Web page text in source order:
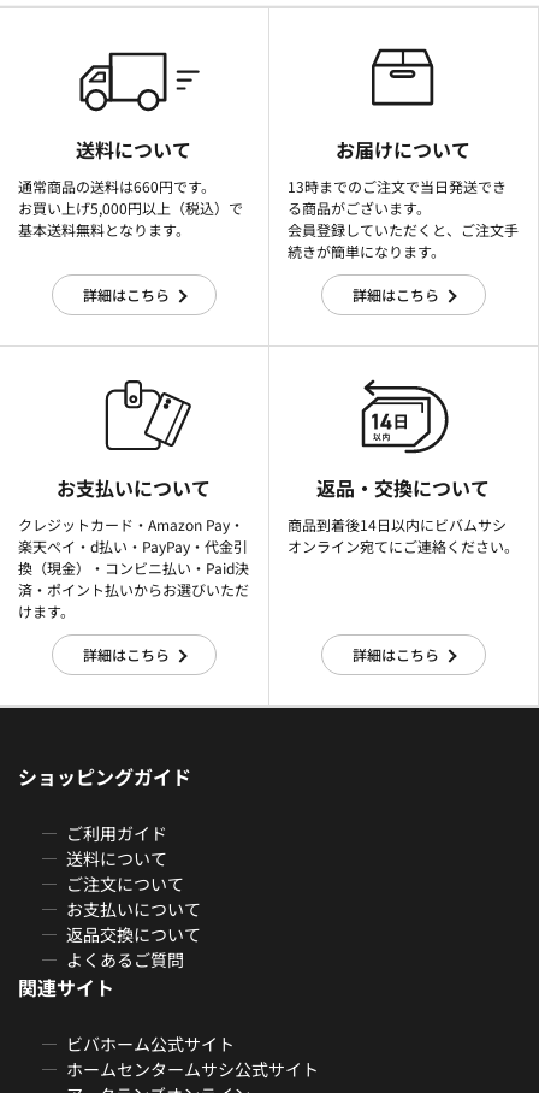
送料について
通常商品の送料は660円です。
お買い上げ5,000円以上（税込）で
基本送料無料となります。
詳細はこちら
お届けについて
13時までのご注文で当日発送でき
る商品がございます。
会員登録していただくと、ご注文手
続きが簡単になります。
詳細はこちら
お支払いについて
クレジットカード・Amazon Pay・
楽天ぺイ・d払い・PayPay・代金引
換（現金）・コンビニ払い・Paid決
済・ポイント払いからお選びいただ
けます。
詳細はこちら
返品・交換について
商品到着後14日以内にビバムサシ
オンライン宛てにご連絡ください。
詳細はこちら
ショッピングガイド
ご利用ガイド
送料について
ご注文について
お支払いについて
返品交換について
よくあるご質問
関連サイト
ビバホーム公式サイト
ホームセンタームサシ公式サイト